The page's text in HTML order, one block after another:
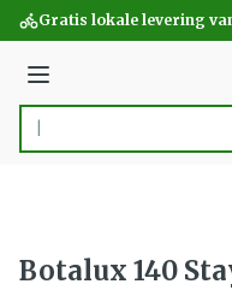
Ga naar de inhoud
Gratis lokale levering
Menu
Product, merk,
Botalux 140